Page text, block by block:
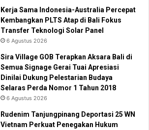
Kerja Sama Indonesia-Australia Percepat
Kembangkan PLTS Atap di Bali Fokus
Transfer Teknologi Solar Panel
6 Agustus 2026
Sira Village GOB Terapkan Aksara Bali di
Semua Signage Gerai Tuai Apresiasi
Dinilai Dukung Pelestarian Budaya
Selaras Perda Nomor 1 Tahun 2018
6 Agustus 2026
Rudenim Tanjungpinang Deportasi 25 WN
Vietnam Perkuat Penegakan Hukum